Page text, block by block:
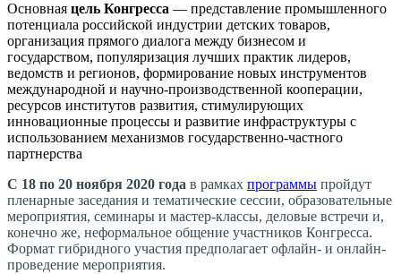
Основная цель Конгресса — представление промышленного
потенциала российской индустрии детских товаров,
организация прямого диалога между бизнесом и
государством, популяризация лучших практик лидеров,
ведомств и регионов, формирование новых инструментов
международной и научно-производственной кооперации,
ресурсов институтов развития, стимулирующих
инновационные процессы и развитие инфраструктуры с
использованием механизмов государственно-частного
партнерства
С 18 по 20 ноября 2020 года в рамках программы пройдут
пленарные заседания и тематические сессии, образовательные
мероприятия, семинары и мастер-классы, деловые встречи и,
конечно же, неформальное общение участников Конгресса.
Формат гибридного участия предполагает офлайн- и онлайн-
проведение мероприятия.